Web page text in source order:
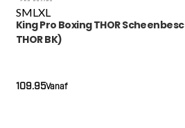
SMLXL
King Pro Boxing THOR
THOR BK)
Vanaf
109.95